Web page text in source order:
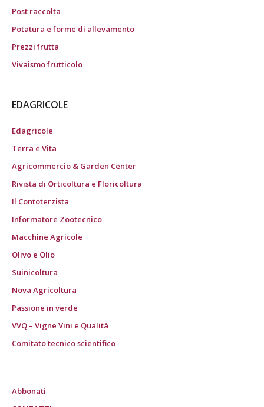
Post raccolta
Potatura e forme di allevamento
Prezzi frutta
Vivaismo frutticolo
EDAGRICOLE
Edagricole
Terra e Vita
Agricommercio & Garden Center
Rivista di Orticoltura e Floricoltura
Il Contoterzista
Informatore Zootecnico
Macchine Agricole
Olivo e Olio
Suinicoltura
Nova Agricoltura
Passione in verde
VVQ – Vigne Vini e Qualità
Comitato tecnico scientifico
Abbonati